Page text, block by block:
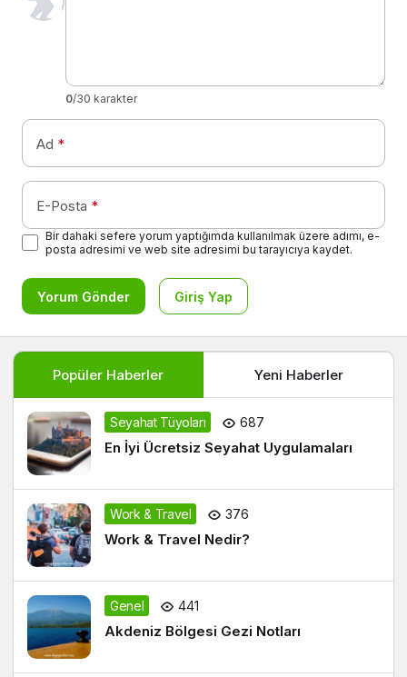
0/30 karakter
Ad *
E-Posta *
Bir dahaki sefere yorum yaptığımda kullanılmak üzere adımı, e-
posta adresimi ve web site adresimi bu tarayıcıya kaydet.
Yorum Gönder Giriş Yap
Popüler Haberler Yeni Haberler
Seyahat Tüyoları 687
En İyi Ücretsiz Seyahat Uygulamaları
Work & Travel 376
Work & Travel Nedir?
Genel 441
Akdeniz Bölgesi Gezi Notları